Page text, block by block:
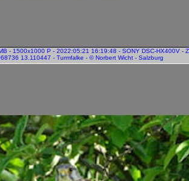
- 1500x1000 P - 2022:05:21 16:19:48 - SONY DSC-HX400V -
13.110447 - Turmfalke - © Norbert Wicht - Salzburg